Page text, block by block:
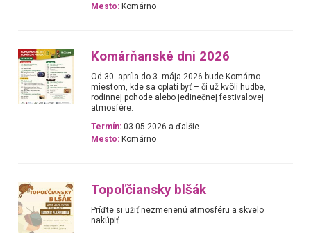
Mesto: Komárno
Komárňanské dni 2026
Od 30. apríla do 3. mája 2026 bude Komárno
miestom, kde sa oplatí byť – či už kvôli hudbe,
rodinnej pohode alebo jedinečnej festivalovej
atmosfére.
Termín: 03.05.2026 a ďalšie
Mesto: Komárno
Topoľčiansky blšák
Príďte si užiť nezmenenú atmosféru a skvelo
nakúpiť.